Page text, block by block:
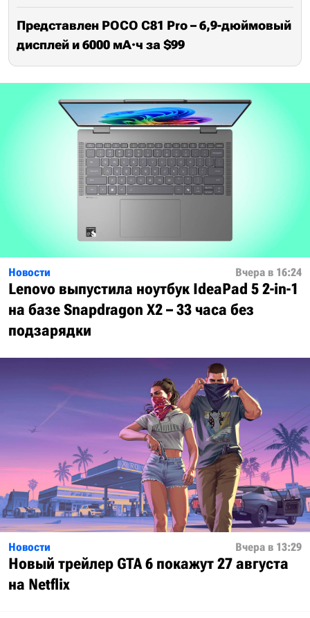
Представлен POCO C81 Pro – 6,9-дюймовый
дисплей и 6000 мА·ч за $99
Новости Вчера в 16:24
Lenovo выпустила ноутбук IdeaPad 5 2-in-1
на базе Snapdragon X2 – 33 часа без
подзарядки
Новости Вчера в 13:29
Новый трейлер GTA 6 покажут 27 августа
на Netflix